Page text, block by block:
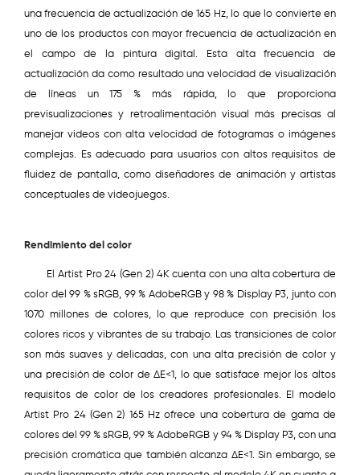
una frecuencia de actualización de 165 Hz, lo que lo convierte en
uno de los productos con mayor frecuencia de actualización en
el campo de la pintura digital. Esta alta frecuencia de
actualización da como resultado una velocidad de visualización
de líneas un 175 % más rápida, lo que proporciona
previsualizaciones y retroalimentación visual más precisas al
manejar videos con alta velocidad de fotogramas o imágenes
complejas. Es adecuado para usuarios con altos requisitos de
fluidez de pantalla, como diseñadores de animación y artistas
conceptuales de videojuegos.
Rendimiento del color
El Artist Pro 24 (Gen 2) 4K cuenta con una alta cobertura de
color del 99 % sRGB, 99 % AdobeRGB y 98 % Display P3, junto con
1070 millones de colores, lo que reproduce con precisión los
colores ricos y vibrantes de su trabajo. Las transiciones de color
son más suaves y delicadas, con una alta precisión de color y
una precisión de color de ΔE<1, lo que satisface mejor los altos
requisitos de color de los creadores profesionales. El modelo
Artist Pro 24 (Gen 2) 165 Hz ofrece una cobertura de gama de
colores del 99 % sRGB, 99 % AdobeRGB y 94 % Display P3, con una
precisión cromática que también alcanza ΔE<1. Sin embargo, se